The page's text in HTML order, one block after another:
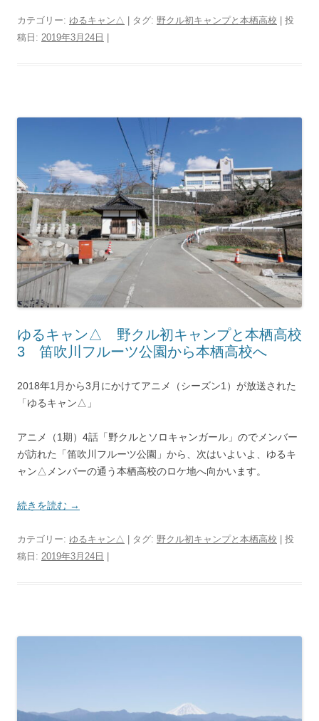
カテゴリー: ゆるキャン△ | タグ: 野クル初キャンプと本栖高校 | 投
稿日: 2019年3月24日 |
ゆるキャン△ 野クル初キャンプと本栖高校
3 笛吹川フルーツ公園から本栖高校へ
2018年1月から3月にかけてアニメ（シーズン1）が放送された
「ゆるキャン△」
アニメ（1期）4話「野クルとソロキャンガール」のでメンバー
が訪れた「笛吹川フルーツ公園」から、次はいよいよ、ゆるキ
ャン△メンバーの通う本栖高校のロケ地へ向かいます。
続きを読む →
カテゴリー: ゆるキャン△ | タグ: 野クル初キャンプと本栖高校 | 投
稿日: 2019年3月24日